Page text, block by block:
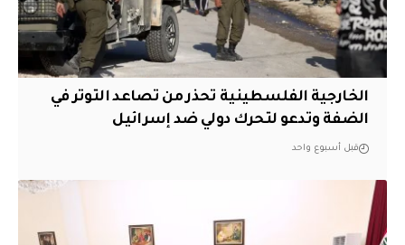
الخارجية الفلسطينية تحذر من تصاعد التوتر في
الضفة وتدعو لتحرك دولي ضد إسرائيل
قبل أسبوع واحد